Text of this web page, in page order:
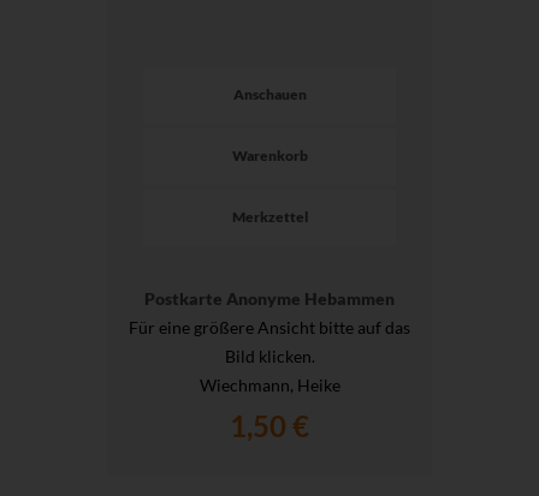
Anschauen
Warenkorb
Merkzettel
Postkarte Anonyme Hebammen
Für eine größere Ansicht bitte auf das
Bild klicken.
Wiechmann, Heike
1,50 €